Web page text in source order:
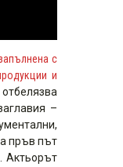
с
и
–
пръв път
Актьорът